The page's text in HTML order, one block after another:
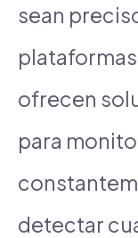
sean
ofrecen
para
detectar